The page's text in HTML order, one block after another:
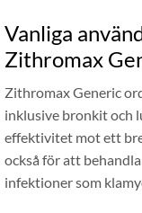
Vanliga
Zithromax
Zithromax Generic
inklusive bronkit och
effektivitet mot ett
också för att
infektioner som